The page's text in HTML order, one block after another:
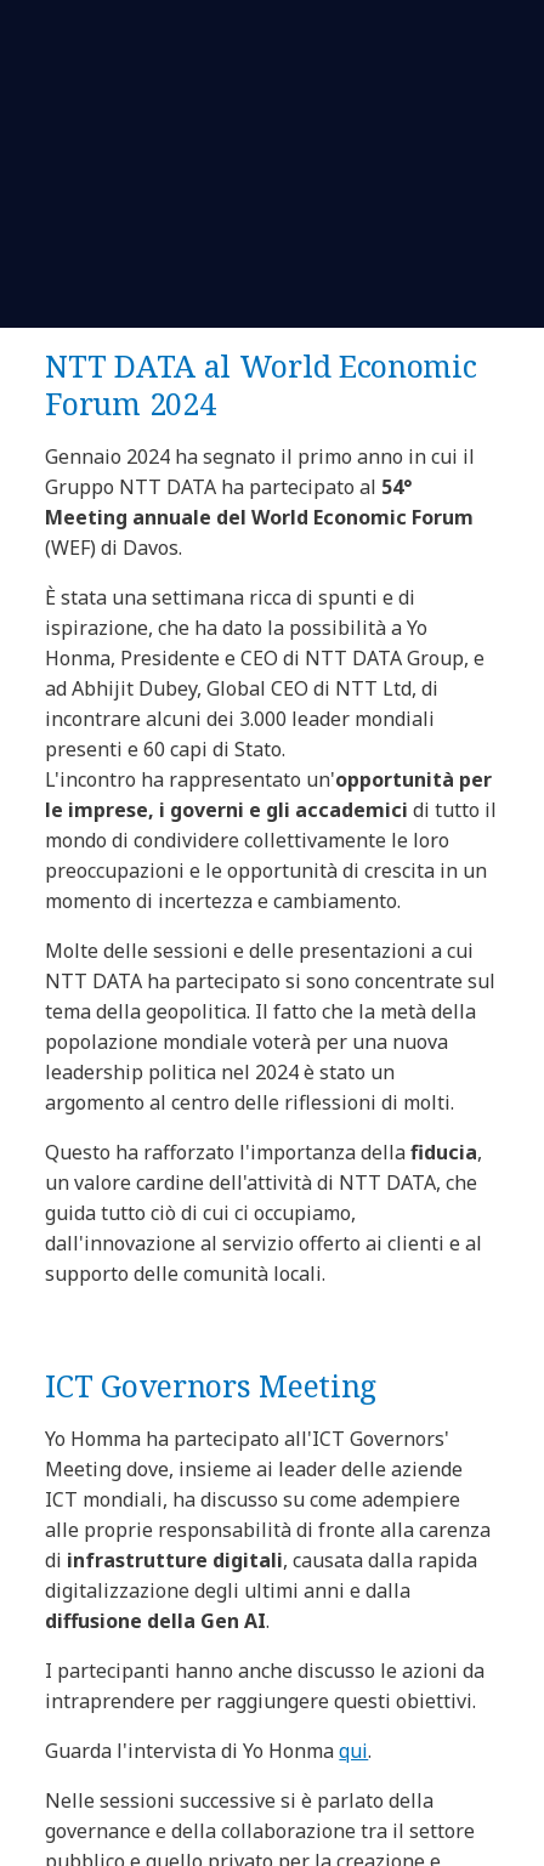
NTT DATA al World Economic
Forum 2024
Gennaio 2024 ha segnato il primo anno in cui il
Gruppo NTT DATA ha partecipato al 54°
Meeting annuale del World Economic Forum
(WEF) di Davos.
È stata una settimana ricca di spunti e di
ispirazione, che ha dato la possibilità a Yo
Honma, Presidente e CEO di NTT DATA Group, e
ad Abhijit Dubey, Global CEO di NTT Ltd, di
incontrare alcuni dei 3.000 leader mondiali
presenti e 60 capi di Stato.
L'incontro ha rappresentato un'opportunità per
le imprese, i governi e gli accademici di tutto il
mondo di condividere collettivamente le loro
preoccupazioni e le opportunità di crescita in un
momento di incertezza e cambiamento.
Molte delle sessioni e delle presentazioni a cui
NTT DATA ha partecipato si sono concentrate sul
tema della geopolitica. Il fatto che la metà della
popolazione mondiale voterà per una nuova
leadership politica nel 2024 è stato un
argomento al centro delle riflessioni di molti.
Questo ha rafforzato l'importanza dellafiducia,
un valore cardine dell'attività di NTT DATA, che
guida tutto ciò di cui ci occupiamo,
dall'innovazione al servizio offerto ai clienti e al
supporto delle comunità locali.
ICT Governors Meeting
Yo Homma ha partecipato all'ICT Governors'
Meeting dove, insieme ai leader delle aziende
ICT mondiali, ha discusso su come adempiere
alle proprie responsabilità di fronte alla carenza
di infrastrutture digitali, causata dalla rapida
digitalizzazione degli ultimi anni e dalla
diffusione della Gen AI.
I partecipanti hanno anche discusso le azioni da
intraprendere per raggiungere questi obiettivi.
Guarda l'intervista di Yo Honmaqui.
Nelle sessioni successive si è parlato della
governance e della collaborazione tra il settore